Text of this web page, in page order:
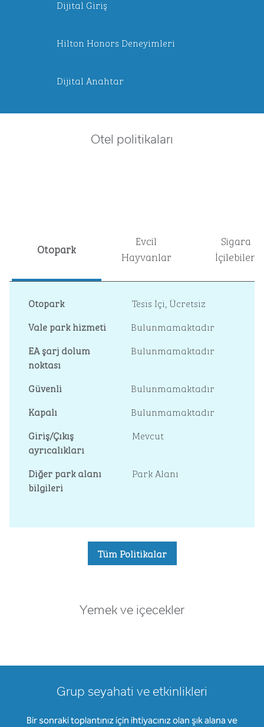
Dijital Giriş
Hilton Honors Deneyimleri
Dijital Anahtar
Otel politikaları
Otopark
Evcil
Hayvanlar
Sigara
İçilebilen
Otopark Tesis İçi, Ücretsiz
Vale park hizmeti
Bulunmamaktadır
EA şarj dolum
noktası
Bulunmamaktadır
Güvenli
Bulunmamaktadır
Kapalı
Bulunmamaktadır
Giriş/Çıkış
ayrıcalıkları
Mevcut
Diğer park alanı
bilgileri
Park Alanı
Tüm Politikalar
Yemek ve içecekler
Grup seyahati ve etkinlikleri
Bir sonraki toplantınız için ihtiyacınız olan şık alana ve